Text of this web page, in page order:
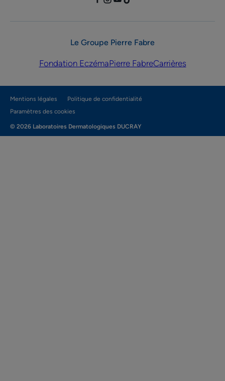
Le Groupe Pierre Fabre
Fondation EczémaPierre FabreCarrières
Mentions légales
Politique de confidentialité
Paramètres des cookies
© 2026 Laboratoires Dermatologiques DUCRAY